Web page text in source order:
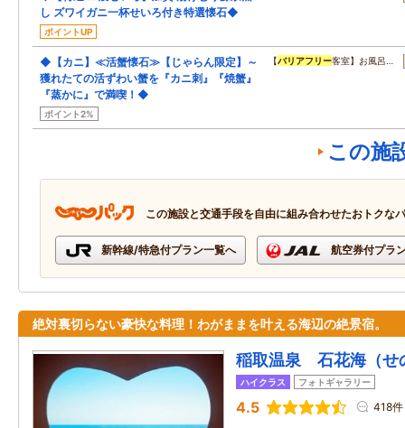
し ズワイガニ一杯せいろ付き特選懐石◆
ポイントUP
◆【カニ】≪活蟹懐石≫【じゃらん限定】～
獲れたての活ずわい蟹を『カニ刺』『焼蟹』
『蒸かに』で満喫！◆
ポイント2%
【バリアフリー客室】お風呂…
この施
この施設と交通手段を自由に組み合わせたおトクな
新幹線/特急付プラン一覧へ 航空券付プラ
絶対裏切らない豪快な料理！わがままを叶える海辺の絶景宿。
稲取温泉 石花海（せ
ハイクラス フォトギャラリー
4.5 418件